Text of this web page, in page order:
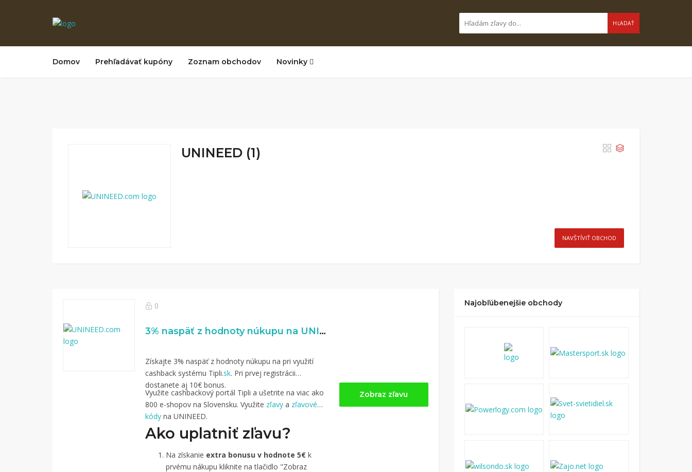
HĽADAŤ
Domov Prehľadávať kupóny Zoznam obchodov Novinky
UNINEED (1)
NAVŠTÍVIŤ OBCHOD
0
3% naspäť z hodnoty núkupu na UNINEED.com
Získajte 3% naspäť z hodnoty núkupu na pri využití
cashback systému Tipli.sk. Pri prvej registrácii
dostanete aj 10€ bonus.
Využite cashbackový portál Tipli a ušetrite na viac ako
800 e-shopov na Slovensku. Využite zľavy a zľavové
kódy na UNINEED.
Ako uplatniť zľavu?
Na získanie extra bonusu v hodnote 5€ k
prvému nákupu kliknite na tlačidlo "Zobraz
Zobraz zľavu
Najobľúbenejšie obchody